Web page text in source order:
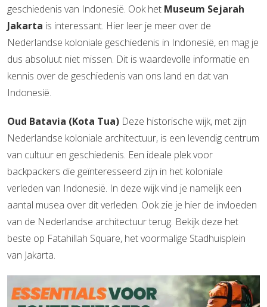
geschiedenis van Indonesië. Ook het Museum Sejarah
Jakarta is interessant. Hier leer je meer over de
Nederlandse koloniale geschiedenis in Indonesië, en mag je
dus absoluut niet missen. Dit is waardevolle informatie en
kennis over de geschiedenis van ons land en dat van
Indonesië.
Oud Batavia (Kota Tua) Deze historische wijk, met zijn
Nederlandse koloniale architectuur, is een levendig centrum
van cultuur en geschiedenis. Een ideale plek voor
backpackers die geïnteresseerd zijn in het koloniale
verleden van Indonesië. In deze wijk vind je namelijk een
aantal musea over dit verleden. Ook zie je hier de invloeden
van de Nederlandse architectuur terug. Bekijk deze het
beste op Fatahillah Square, het voormalige Stadhuisplein
van Jakarta.